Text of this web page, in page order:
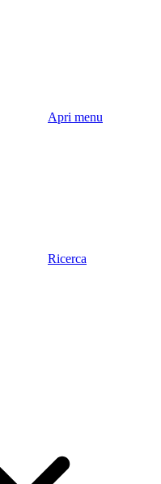
Apri menu
Ricerca